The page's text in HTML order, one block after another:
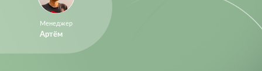
Менеджер
Артём